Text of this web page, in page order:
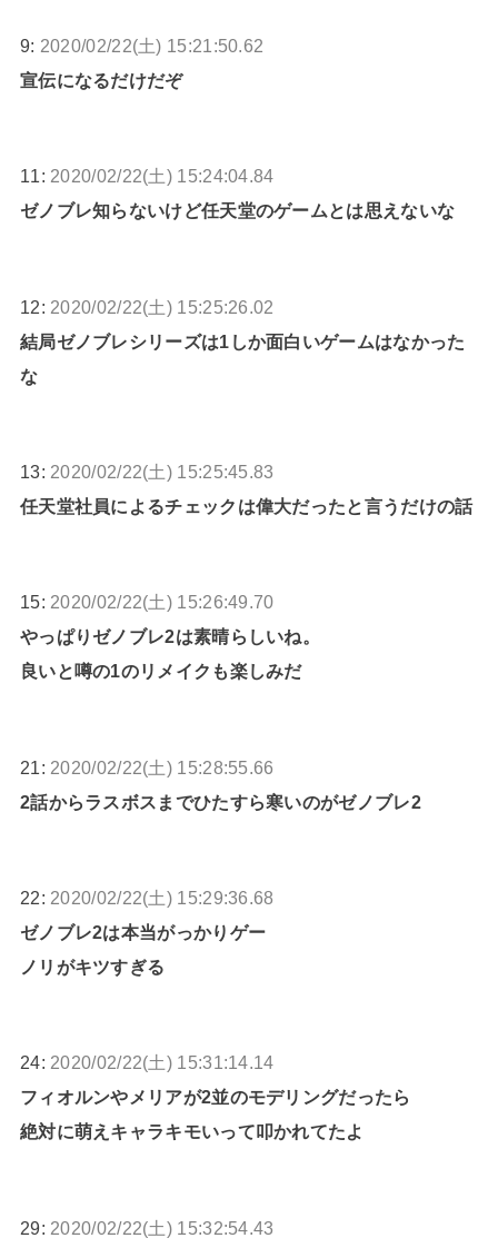
9: 2020/02/22(土) 15:21:50.62
宣伝になるだけだぞ
11: 2020/02/22(土) 15:24:04.84
ゼノブレ知らないけど任天堂のゲームとは思えないな
12: 2020/02/22(土) 15:25:26.02
結局ゼノブレシリーズは1しか面白いゲームはなかった
な
13: 2020/02/22(土) 15:25:45.83
任天堂社員によるチェックは偉大だったと言うだけの話
15: 2020/02/22(土) 15:26:49.70
やっぱりゼノブレ2は素晴らしいね。
良いと噂の1のリメイクも楽しみだ
21: 2020/02/22(土) 15:28:55.66
2話からラスボスまでひたすら寒いのがゼノブレ2
22: 2020/02/22(土) 15:29:36.68
ゼノブレ2は本当がっかりゲー
ノリがキツすぎる
24: 2020/02/22(土) 15:31:14.14
フィオルンやメリアが2並のモデリングだったら
絶対に萌えキャラキモいって叩かれてたよ
29: 2020/02/22(土) 15:32:54.43